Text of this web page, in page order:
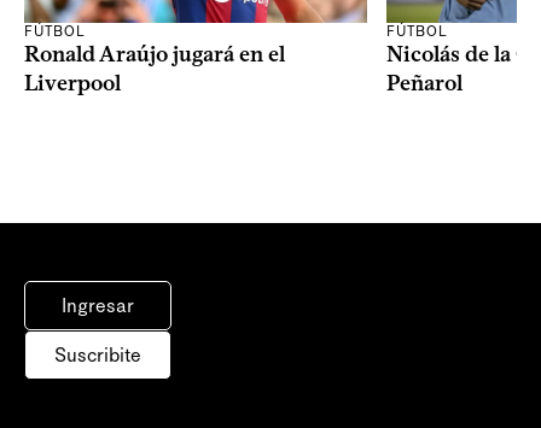
FÚTBOL
Ronald Araújo jugará en el
Liverpool
FÚTBOL
Nicolás de la
Peñarol
Ingresar
Suscribite